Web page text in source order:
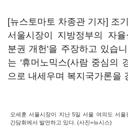
[뉴스토마토 차종관 기자] 조
서울시장이 지방정부의 자
분권 개헌'을 주장하고 있습
는 '휴머노믹스(사람 중심의
으로 내세우며 복지국가론을
오세훈 서울시장이 지난 5일 서울 여의도 서
간담회에서 발언하고 있다. (사진=뉴시스)